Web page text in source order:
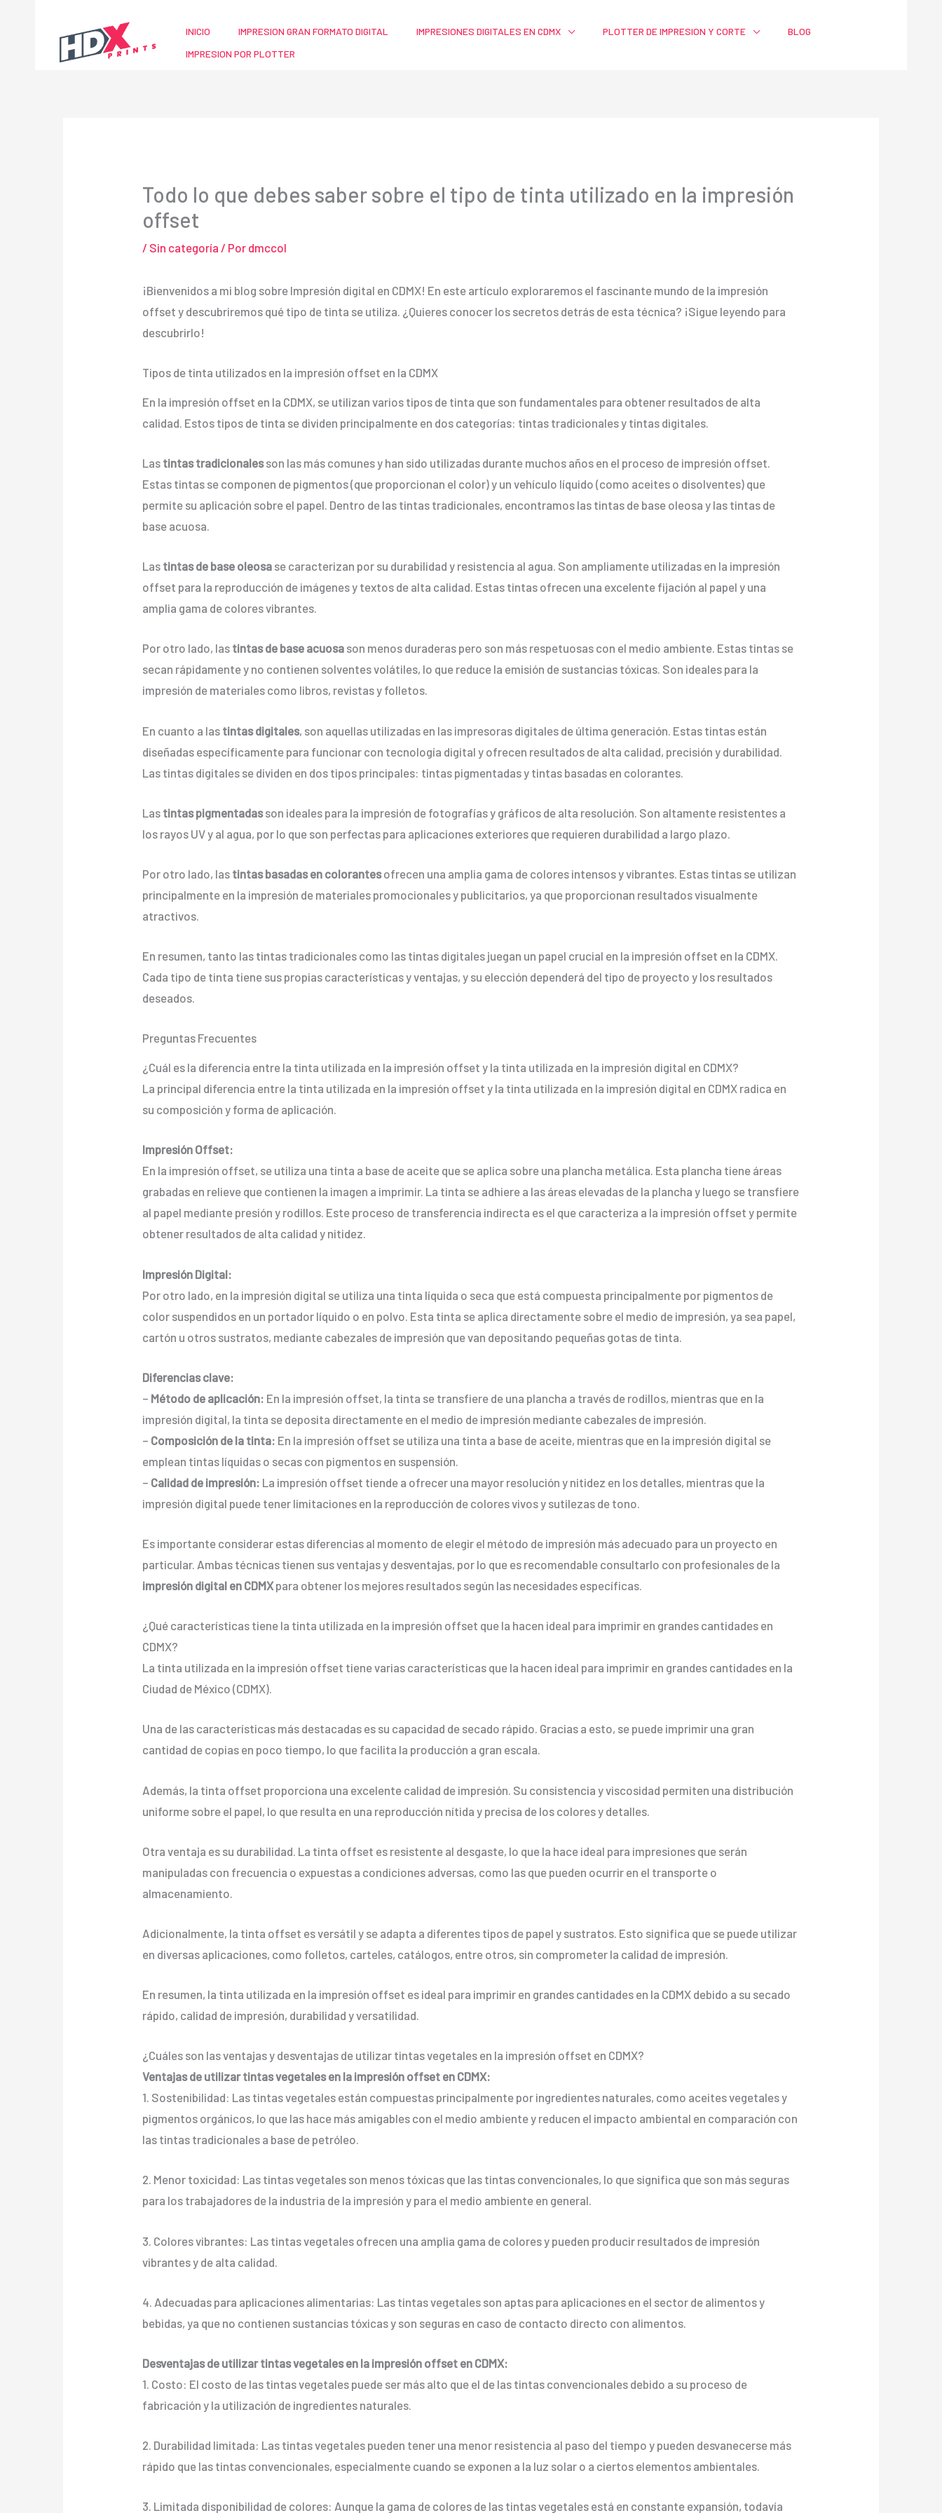
contenido
INICIO IMPRESION GRAN FORMATO DIGITAL IMPRESIONES DIGITALES EN CDMX PLOTTER DE IMPRESION Y CORTE
BLOG
IMPRESION POR PLOTTER
Todo lo que debes saber sobre el tipo de tinta utilizado en la impresión
offset
/ Sin categoría / Por dmccol
¡Bienvenidos a mi blog sobre Impresión digital en CDMX! En este artículo exploraremos el fascinante mundo de la impresión
offset y descubriremos qué tipo de tinta se utiliza. ¿Quieres conocer los secretos detrás de esta técnica? ¡Sigue leyendo para
descubrirlo!
Tipos de tinta utilizados en la impresión offset en la CDMX
En la impresión offset en la CDMX, se utilizan varios tipos de tinta que son fundamentales para obtener resultados de alta
calidad. Estos tipos de tinta se dividen principalmente en dos categorías: tintas tradicionales y tintas digitales.
Las tintas tradicionalesson las más comunes y han sido utilizadas durante muchos años en el proceso de impresión offset.
Estas tintas se componen de pigmentos (que proporcionan el color) y un vehículo líquido (como aceites o disolventes) que
permite su aplicación sobre el papel. Dentro de las tintas tradicionales, encontramos las tintas de base oleosa y las tintas de
base acuosa.
Las tintas de base oleosa se caracterizan por su durabilidad y resistencia al agua. Son ampliamente utilizadas en la impresión
offset para la reproducción de imágenes y textos de alta calidad. Estas tintas ofrecen una excelente fijación al papel y una
amplia gama de colores vibrantes.
Por otro lado, las tintas de base acuosa son menos duraderas pero son más respetuosas con el medio ambiente. Estas tintas se
secan rápidamente y no contienen solventes volátiles, lo que reduce la emisión de sustancias tóxicas. Son ideales para la
impresión de materiales como libros, revistas y folletos.
En cuanto a las tintas digitales, son aquellas utilizadas en las impresoras digitales de última generación. Estas tintas están
diseñadas específicamente para funcionar con tecnología digital y ofrecen resultados de alta calidad, precisión y durabilidad.
Las tintas digitales se dividen en dos tipos principales: tintas pigmentadas y tintas basadas en colorantes.
Las tintas pigmentadasson ideales para la impresión de fotografías y gráficos de alta resolución. Son altamente resistentes a
los rayos UV y al agua, por lo que son perfectas para aplicaciones exteriores que requieren durabilidad a largo plazo.
Por otro lado, las tintas basadas en colorantesofrecen una amplia gama de colores intensos y vibrantes. Estas tintas se utilizan
principalmente en la impresión de materiales promocionales y publicitarios, ya que proporcionan resultados visualmente
atractivos.
En resumen, tanto las tintas tradicionales como las tintas digitales juegan un papel crucial en la impresión offset en la CDMX.
Cada tipo de tinta tiene sus propias características y ventajas, y su elección dependerá del tipo de proyecto y los resultados
deseados.
Preguntas Frecuentes
¿Cuál es la diferencia entre la tinta utilizada en la impresión offset y la tinta utilizada en la impresión digital en CDMX?
La principal diferencia entre la tinta utilizada en la impresión offset y la tinta utilizada en la impresión digital en CDMX radica en
su composición y forma de aplicación.
Impresión Offset:
En la impresión offset, se utiliza una tinta a base de aceite que se aplica sobre una plancha metálica. Esta plancha tiene áreas
grabadas en relieve que contienen la imagen a imprimir. La tinta se adhiere a las áreas elevadas de la plancha y luego se transfiere
al papel mediante presión y rodillos. Este proceso de transferencia indirecta es el que caracteriza a la impresión offset y permite
obtener resultados de alta calidad y nitidez.
Impresión Digital:
Por otro lado, en la impresión digital se utiliza una tinta líquida o seca que está compuesta principalmente por pigmentos de
color suspendidos en un portador líquido o en polvo. Esta tinta se aplica directamente sobre el medio de impresión, ya sea papel,
cartón u otros sustratos, mediante cabezales de impresión que van depositando pequeñas gotas de tinta.
Diferencias clave:
– Método de aplicación: En la impresión offset, la tinta se transfiere de una plancha a través de rodillos, mientras que en la
impresión digital, la tinta se deposita directamente en el medio de impresión mediante cabezales de impresión.
– Composición de la tinta: En la impresión offset se utiliza una tinta a base de aceite, mientras que en la impresión digital se
emplean tintas líquidas o secas con pigmentos en suspensión.
– Calidad de impresión: La impresión offset tiende a ofrecer una mayor resolución y nitidez en los detalles, mientras que la
impresión digital puede tener limitaciones en la reproducción de colores vivos y sutilezas de tono.
Es importante considerar estas diferencias al momento de elegir el método de impresión más adecuado para un proyecto en
particular. Ambas técnicas tienen sus ventajas y desventajas, por lo que es recomendable consultarlo con profesionales de la
impresión digital en CDMX para obtener los mejores resultados según las necesidades específicas.
¿Qué características tiene la tinta utilizada en la impresión offset que la hacen ideal para imprimir en grandes cantidades en
CDMX?
La tinta utilizada en la impresión offset tiene varias características que la hacen ideal para imprimir en grandes cantidades en la
Ciudad de México (CDMX).
Una de las características más destacadas es su capacidad de secado rápido. Gracias a esto, se puede imprimir una gran
cantidad de copias en poco tiempo, lo que facilita la producción a gran escala.
Además, la tinta offset proporciona una excelente calidad de impresión. Su consistencia y viscosidad permiten una distribución
uniforme sobre el papel, lo que resulta en una reproducción nítida y precisa de los colores y detalles.
Otra ventaja es su durabilidad. La tinta offset es resistente al desgaste, lo que la hace ideal para impresiones que serán
manipuladas con frecuencia o expuestas a condiciones adversas, como las que pueden ocurrir en el transporte o
almacenamiento.
Adicionalmente, la tinta offset es versátil y se adapta a diferentes tipos de papel y sustratos. Esto significa que se puede utilizar
en diversas aplicaciones, como folletos, carteles, catálogos, entre otros, sin comprometer la calidad de impresión.
En resumen, la tinta utilizada en la impresión offset es ideal para imprimir en grandes cantidades en la CDMX debido a su secado
rápido, calidad de impresión, durabilidad y versatilidad.
¿Cuáles son las ventajas y desventajas de utilizar tintas vegetales en la impresión offset en CDMX?
Ventajas de utilizar tintas vegetales en la impresión offset en CDMX:
1. Sostenibilidad: Las tintas vegetales están compuestas principalmente por ingredientes naturales, como aceites vegetales y
pigmentos orgánicos, lo que las hace más amigables con el medio ambiente y reducen el impacto ambiental en comparación con
las tintas tradicionales a base de petróleo.
2. Menor toxicidad: Las tintas vegetales son menos tóxicas que las tintas convencionales, lo que significa que son más seguras
para los trabajadores de la industria de la impresión y para el medio ambiente en general.
3. Colores vibrantes: Las tintas vegetales ofrecen una amplia gama de colores y pueden producir resultados de impresión
vibrantes y de alta calidad.
4. Adecuadas para aplicaciones alimentarias: Las tintas vegetales son aptas para aplicaciones en el sector de alimentos y
bebidas, ya que no contienen sustancias tóxicas y son seguras en caso de contacto directo con alimentos.
Desventajas de utilizar tintas vegetales en la impresión offset en CDMX:
1. Costo: El costo de las tintas vegetales puede ser más alto que el de las tintas convencionales debido a su proceso de
fabricación y la utilización de ingredientes naturales.
2. Durabilidad limitada: Las tintas vegetales pueden tener una menor resistencia al paso del tiempo y pueden desvanecerse más
rápido que las tintas convencionales, especialmente cuando se exponen a la luz solar o a ciertos elementos ambientales.
3. Limitada disponibilidad de colores: Aunque la gama de colores de las tintas vegetales está en constante expansión, todavía